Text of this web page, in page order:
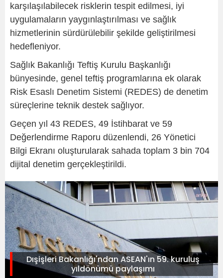
karşılaşılabilecek risklerin tespit edilmesi, iyi
uygulamaların yaygınlaştırılması ve sağlık
hizmetlerinin sürdürülebilir şekilde geliştirilmesi
hedefleniyor.
Sağlık Bakanlığı Teftiş Kurulu Başkanlığı
bünyesinde, genel teftiş programlarına ek olarak
Risk Esaslı Denetim Sistemi (REDES) de denetim
süreçlerine teknik destek sağlıyor.
Geçen yıl 43 REDES, 49 İstihbarat ve 59
Değerlendirme Raporu düzenlendi, 26 Yönetici
Bilgi Ekranı oluşturularak sahada toplam 3 bin 704
dijital denetim gerçekleştirildi.
Dışişleri Bakanlığı'ndan ASEAN'ın 59. kuruluş
yıldönümü paylaşımı